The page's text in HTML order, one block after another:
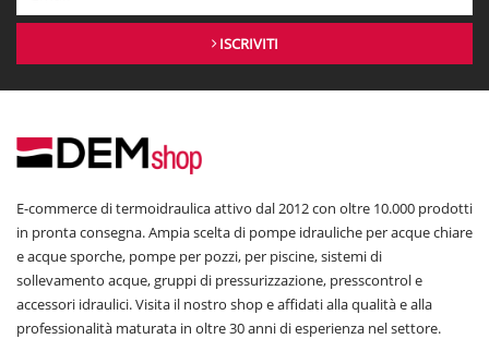
ISCRIVITI
E-commerce di termoidraulica attivo dal 2012 con oltre 10.000 prodotti
in pronta consegna. Ampia scelta di pompe idrauliche per acque chiare
e acque sporche, pompe per pozzi, per piscine, sistemi di
sollevamento acque, gruppi di pressurizzazione, presscontrol e
accessori idraulici. Visita il nostro shop e affidati alla qualità e alla
professionalità maturata in oltre 30 anni di esperienza nel settore.